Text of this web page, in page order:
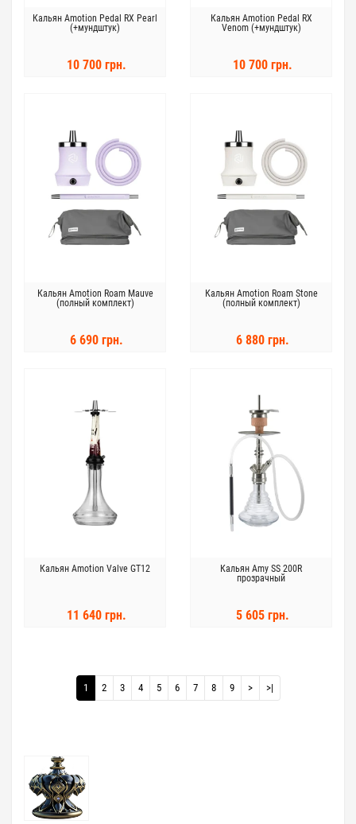
Кальян Amotion Pedal RX Pearl
(+мундштук)
10 700 грн.
Кальян Amotion Pedal RX
Venom (+мундштук)
10 700 грн.
Кальян Amotion Roam Mauve
(полный комплект)
6 690 грн.
Кальян Amotion Roam Stone
(полный комплект)
6 880 грн.
Кальян Amotion Valve GT12
11 640 грн.
Кальян Amy SS 200R
прозрачный
5 605 грн.
1 2 3 4 5 6 7 8 9 > >|